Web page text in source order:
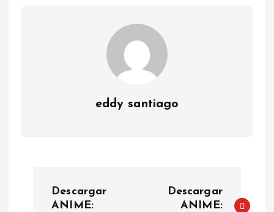
eddy santiago
Descargar
ANIME:
Descargar
ANIME: